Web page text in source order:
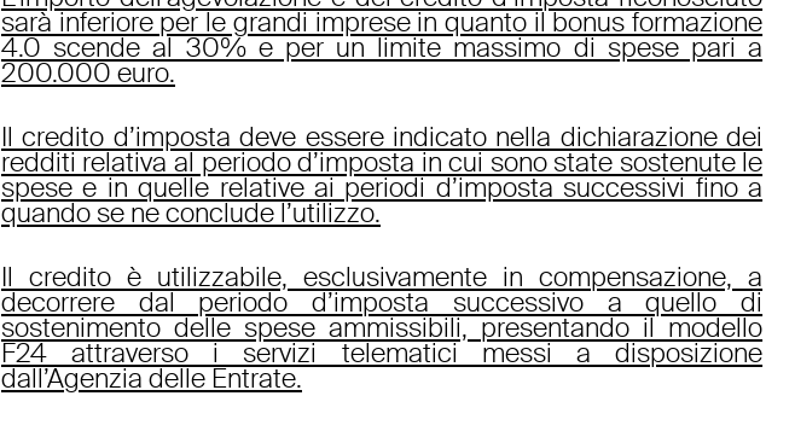
sarà inferiore per le grandi imprese in quanto il bonus formazione
4.0 scende al 30% e per un limite massimo di spese pari a
200.000 euro.
Il credito d’imposta deve essere indicato nella dichiarazione dei
redditi relativa al periodo d’imposta in cui sono state sostenute le
spese e in quelle relative ai periodi d’imposta successivi fino a
quando se ne conclude l’utilizzo.
Il credito è utilizzabile, esclusivamente in compensazione, a
decorrere dal periodo d’imposta successivo a quello di
sostenimento delle spese ammissibili, presentando il modello
F24 attraverso i servizi telematici messi a disposizione
dall’Agenzia delle Entrate.